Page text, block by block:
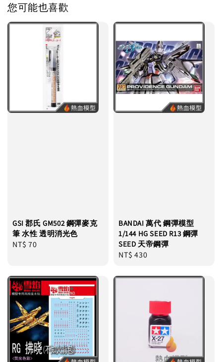
您可能也喜歡
GSI 郡氏 GM502 鋼彈麥克
筆 水性 透明消光色
Regular
NT$ 70
BANDAI 萬代 鋼彈模型
1/144 HG SEED R13 鋼彈
SEED 天帝鋼彈
Regular
NT$ 430